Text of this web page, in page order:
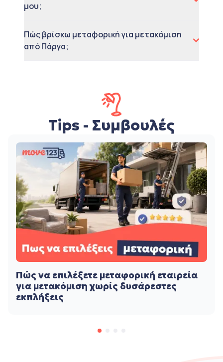
μου;
Πώς βρίσκω μεταφορική για μετακόμιση
από Πάργα;
Tips - Συμβουλές
Πώς να επιλέξετε μεταφορική εταιρεία
για μετακόμιση χωρίς δυσάρεστες
εκπλήξεις